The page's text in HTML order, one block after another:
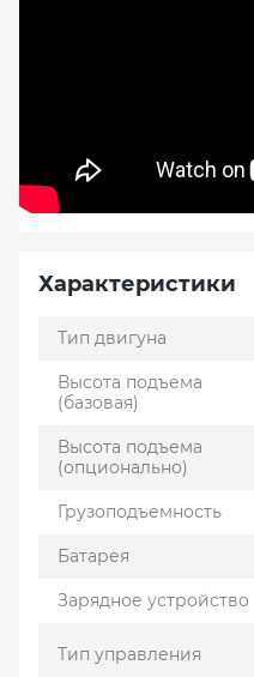
Характеристики
Тип двигуна
Высота подъема
(базовая)
Высота подъема
(опционально)
Грузоподъемность
Батарея
Зарядное устройство
Тип управления